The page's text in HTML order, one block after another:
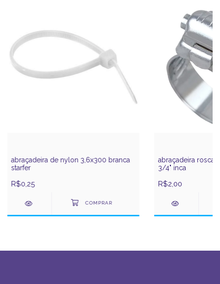
abraçadeira de nylon 3,6x300 branca
starfer
R$0,25
abraçadeira rosca
3/4" inca
R$2,00